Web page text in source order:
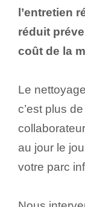
l’entretien
réduit
coût de la
Le
c’est plus
au jour le
votre parc